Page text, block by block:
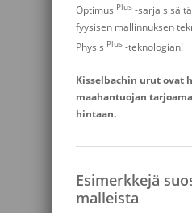
Optimus Plus -sarja
fyysisen mallinnuksen
Physis Plus -teknologian!
Kisselbachin urut ovat
maahantuojan
hintaan.
Esimerkkejä
malleista